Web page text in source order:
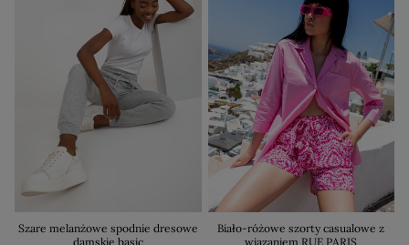
Szare melanżowe spodnie dresowe
damskie basic
Biało-różowe szorty casualowe z
wiązaniem RUE PARIS